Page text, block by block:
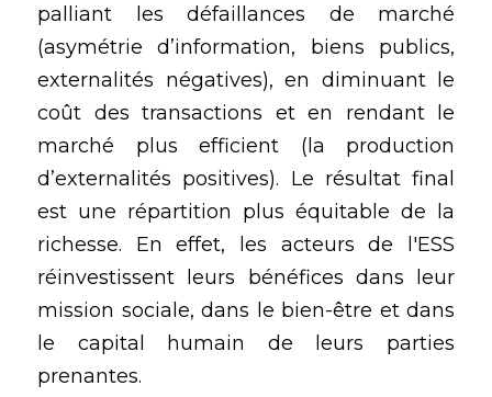
palliant les défaillances de marché
(asymétrie d’information, biens publics,
externalités négatives), en diminuant le
coût des transactions et en rendant le
marché plus efficient (la production
d’externalités positives). Le résultat final
est une répartition plus équitable de la
richesse. En effet, les acteurs de l'ESS
réinvestissent leurs bénéfices dans leur
mission sociale, dans le bien-être et dans
le capital humain de leurs parties
prenantes.